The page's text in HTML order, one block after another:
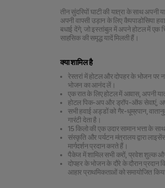
तीन सुंदरियों घाटी की यात्रा के साथ
अपनी वापसी उड़ान के लिए कैपपाडोसिया
बधाई देंगे, जो इस्तांबुल में अपने होटल में एक
साहसिक की समृद्ध यादें मिलती हैं।
क्या शामिल है
रेस्तरां में होटल और दोपहर के भोजन पर
भोजन का आनंद लें।
एक रात के लिए होटल में आवास, अपनी
होटल पिक-अप और ड्रॉप-ऑफ सेवाएं,
सभी हवाई अड्डों को गैर-धूम्रपान,
गारंटी देता है।
15 किलो की एक उदार सामान भत्ता के
संस्कृति और पर्यटन मंत्रालय द्वारा
मार्गदर्शन प्रदान करते हैं।
पैकेज में शामिल सभी करों, प्रवेश शुल्क
दोपहर के भोजन के दौरे के दौरान प्रदान
आहार प्राथमिकताओं को समायोजित